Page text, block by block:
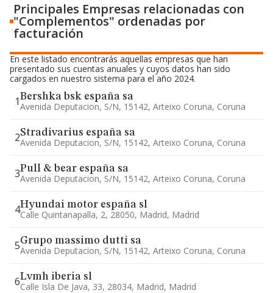
Principales Empresas relacionadas con
"Complementos" ordenadas por
facturación
En este listado encontrarás aquellas empresas que han
presentado sus cuentas anuales y cuyos datos han sido
cargados en nuestro sistema para el año 2024.
1Bershka bsk españa sa
Avenida Deputacion, S/n, 15142, Arteixo Coruna, Coruna
2Stradivarius españa sa
Avenida Deputacion, S/n, 15142, Arteixo Coruna, Coruna
3Pull & bear españa sa
Avenida Deputacion, S/n, 15142, Arteixo Coruna, Coruna
4Hyundai motor españa sl
Calle Quintanapalla, 2, 28050, Madrid, Madrid
5Grupo massimo dutti sa
Avenida Deputacion, S/n, 15142, Arteixo Coruna, Coruna
6Lvmh iberia sl
Calle Isla De Java, 33, 28034, Madrid, Madrid